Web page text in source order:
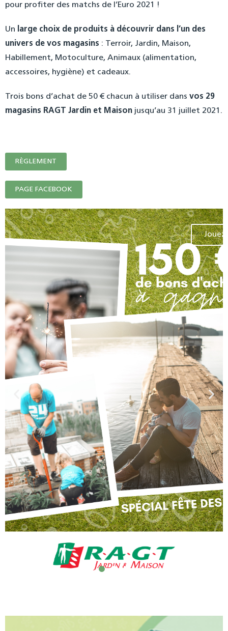
pour profiter des matchs de l’Euro 2021 !
Un large choix de produits à découvrir dans l’un des
univers de vos magasins : Terroir, Jardin, Maison,
Habillement, Motoculture, Animaux (alimentation,
accessoires, hygiène) et cadeaux.
Trois bons d’achat de 50 € chacun à utiliser dans vos 29
magasins RAGT Jardin et Maison jusqu’au 31 juillet 2021.
RÈGLEMENT
PAGE FACEBOOK